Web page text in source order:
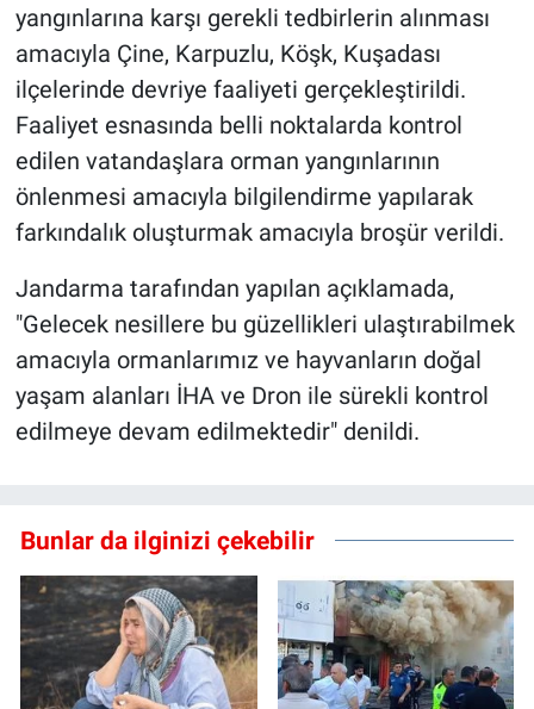
yangınlarına karşı gerekli tedbirlerin alınması
amacıyla Çine, Karpuzlu, Köşk, Kuşadası
ilçelerinde devriye faaliyeti gerçekleştirildi.
Faaliyet esnasında belli noktalarda kontrol
edilen vatandaşlara orman yangınlarının
önlenmesi amacıyla bilgilendirme yapılarak
farkındalık oluşturmak amacıyla broşür verildi.
Jandarma tarafından yapılan açıklamada,
"Gelecek nesillere bu güzellikleri ulaştırabilmek
amacıyla ormanlarımız ve hayvanların doğal
yaşam alanları İHA ve Dron ile sürekli kontrol
edilmeye devam edilmektedir" denildi.
Bunlar da ilginizi çekebilir